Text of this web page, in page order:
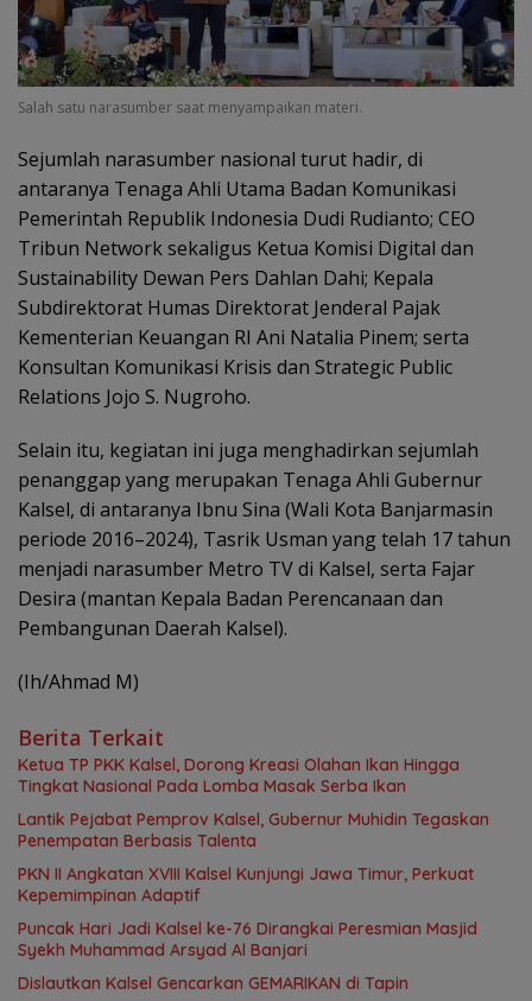
Salah satu narasumber saat menyampaikan materi.
Sejumlah narasumber nasional turut hadir, di
antaranya Tenaga Ahli Utama Badan Komunikasi
Pemerintah Republik Indonesia Dudi Rudianto; CEO
Tribun Network sekaligus Ketua Komisi Digital dan
Sustainability Dewan Pers Dahlan Dahi; Kepala
Subdirektorat Humas Direktorat Jenderal Pajak
Kementerian Keuangan RI Ani Natalia Pinem; serta
Konsultan Komunikasi Krisis dan Strategic Public
Relations Jojo S. Nugroho.
Selain itu, kegiatan ini juga menghadirkan sejumlah
penanggap yang merupakan Tenaga Ahli Gubernur
Kalsel, di antaranya Ibnu Sina (Wali Kota Banjarmasin
periode 2016–2024), Tasrik Usman yang telah 17 tahun
menjadi narasumber Metro TV di Kalsel, serta Fajar
Desira (mantan Kepala Badan Perencanaan dan
Pembangunan Daerah Kalsel).
(Ih/Ahmad M)
Berita Terkait
Ketua TP PKK Kalsel, Dorong Kreasi Olahan Ikan Hingga
Tingkat Nasional Pada Lomba Masak Serba Ikan
Lantik Pejabat Pemprov Kalsel, Gubernur Muhidin Tegaskan
Penempatan Berbasis Talenta
PKN II Angkatan XVIII Kalsel Kunjungi Jawa Timur, Perkuat
Kepemimpinan Adaptif
Puncak Hari Jadi Kalsel ke-76 Dirangkai Peresmian Masjid
Syekh Muhammad Arsyad Al Banjari
Dislautkan Kalsel Gencarkan GEMARIKAN di Tapin